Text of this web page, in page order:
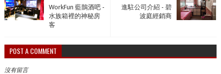
進駐公司介紹 - 碧
波庭經銷商
WorkFun 藍鵲酒吧 -
水族箱裡的神秘房
客
POST A COMMENT
沒有留言